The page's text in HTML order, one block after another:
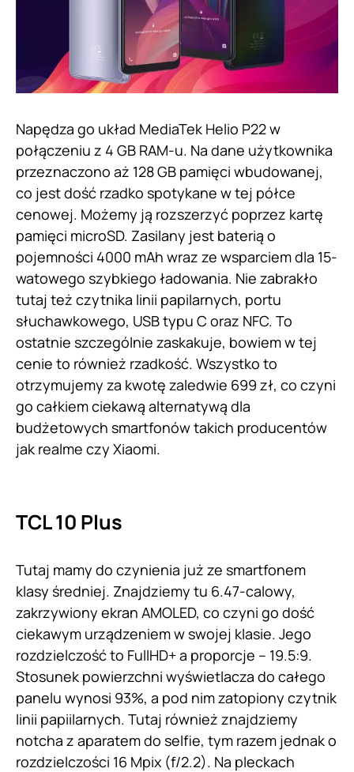
Napędza go układ MediaTek Helio P22 w
połączeniu z 4 GB RAM-u. Na dane użytkownika
przeznaczono aż 128 GB pamięci wbudowanej,
co jest dość rzadko spotykane w tej półce
cenowej. Możemy ją rozszerzyć poprzez kartę
pamięci microSD. Zasilany jest baterią o
pojemności 4000 mAh wraz ze wsparciem dla 15-
watowego szybkiego ładowania. Nie zabrakło
tutaj też czytnika linii papilarnych, portu
słuchawkowego, USB typu C oraz NFC. To
ostatnie szczególnie zaskakuje, bowiem w tej
cenie to również rzadkość. Wszystko to
otrzymujemy za kwotę zaledwie 699 zł, co czyni
go całkiem ciekawą alternatywą dla
budżetowych smartfonów takich producentów
jak realme czy Xiaomi.
TCL 10 Plus
Tutaj mamy do czynienia już ze smartfonem
klasy średniej. Znajdziemy tu 6.47-calowy,
zakrzywiony ekran AMOLED, co czyni go dość
ciekawym urządzeniem w swojej klasie. Jego
rozdzielczość to FullHD+ a proporcje – 19.5:9.
Stosunek powierzchni wyświetlacza do całego
panelu wynosi 93%, a pod nim zatopiony czytnik
linii papiilarnych. Tutaj również znajdziemy
notcha z aparatem do selfie, tym razem jednak o
rozdzielczości 16 Mpix (f/2.2). Na pleckach